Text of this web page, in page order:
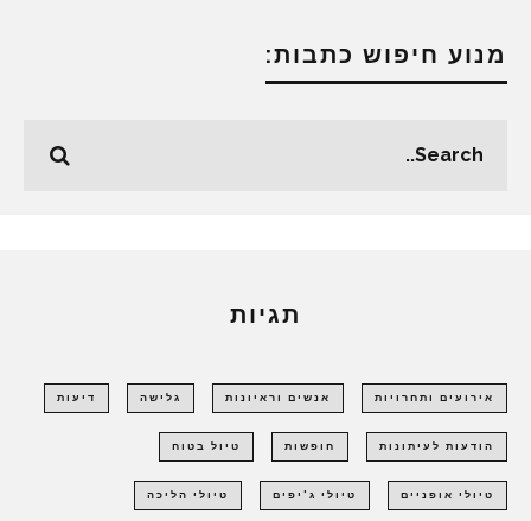
מנוע חיפוש כתבות:
תגיות
אירועים ותחרויות אנשים וראיונות גלישה דיעות
הודעות לעיתונות חופשות טיול בטוח
טיולי אופניים טיולי ג'יפים טיולי הליכה